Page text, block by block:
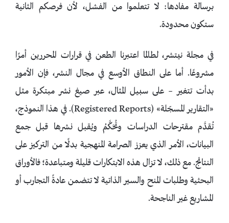
برسالة مفادها: لا تتعلموا من الفشل، لأن فرصكم الثانية
ستكون محدودة.
في مجلة نيتشر، لطالما اعتبرنا الطعن في قرارات المحررين أمرًا
مشروعًا. أما على النطاق الأوسع في مجال النشر، فإن الأمور
بدأت تتغير – على سبيل المثال، عبر صيغ نشر مبتكرة مثل
«التقارير المسجّلة» (Registered Reports). في هذا النموذج،
تُقدَّم مقترحات الدراسات وتُحَكَّمُ ويُقبل نشرها قبل جمع
البيانات، الأمر الذي يعزز الصرامة المنهجية بدلًا من التركيز على
النتائج. مع ذلك، لا تزال هذه الابتكارات قليلة ومتباعدة؛ فالأوراق
البحثية وطلبات المنح والسير الذاتية لا تتضمن عادةً التجارب أو
المشاريع غير الناجحة.